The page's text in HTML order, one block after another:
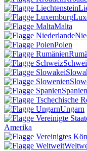
Malta
Polen
Spanien
Ungarn
Amerika